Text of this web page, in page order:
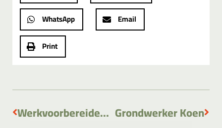
WhatsApp
Email
Print
Werkvoorbereider Bram Grondwerker Koen